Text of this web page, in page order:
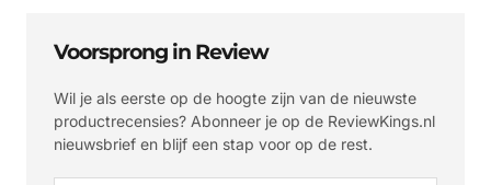
Voorsprong in Review
Wil je als eerste op de hoogte zijn van de nieuwste
productrecensies? Abonneer je op de ReviewKings.nl
nieuwsbrief en blijf een stap voor op de rest.